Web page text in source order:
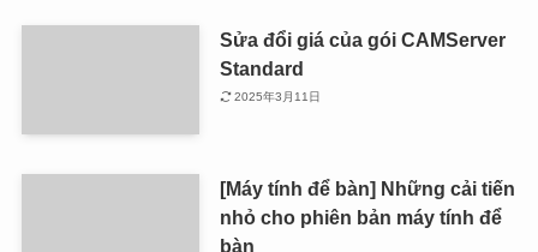
Sửa đổi giá của gói CAMServer
Standard
2025年3月11日
[Máy tính để bàn] Những cải tiến
nhỏ cho phiên bản máy tính để
bàn